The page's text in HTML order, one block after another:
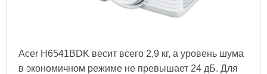
Acer H6541BDK весит всего 2,9 кг, а уровень шума
в экономичном режиме не превышает 24 дБ. Для